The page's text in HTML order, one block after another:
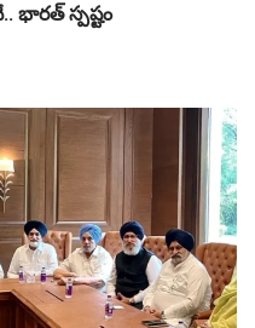
స్పష్టం